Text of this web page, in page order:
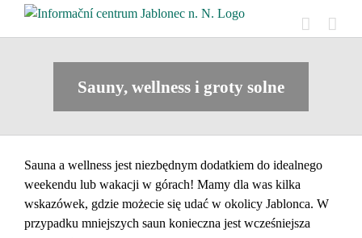
Sauny, wellness i groty solne
Sauna a wellness jest niezbędnym dodatkiem do idealnego
weekendu lub wakacji w górach! Mamy dla was kilka
wskazówek, gdzie możecie się udać w okolicy Jablonca. W
przypadku mniejszych saun konieczna jest wcześniejsza